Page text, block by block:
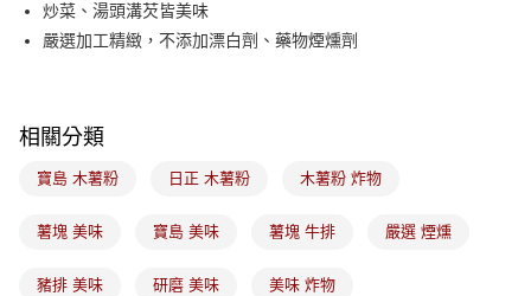
全盈+PAY
運送方式
7-11取貨(5kg以內，尺寸不超過90cm)
每筆NT$100，滿NT$1,500(含以上)免運費
炒菜、湯頭溝芡皆美味
嚴選加工精緻，不添加漂白劑、藥物煙燻劑
相關分類
寶島 木薯粉 日正 木薯粉 木薯粉 炸物
薯塊 美味 寶島 美味 薯塊 牛排 嚴選 煙燻
豬排 美味 研磨 美味 美味 炸物